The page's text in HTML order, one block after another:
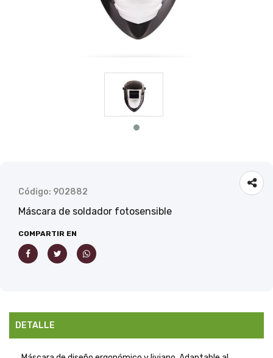
Código: 902882
Máscara de soldador fotosensible
COMPARTIR EN
DETALLE